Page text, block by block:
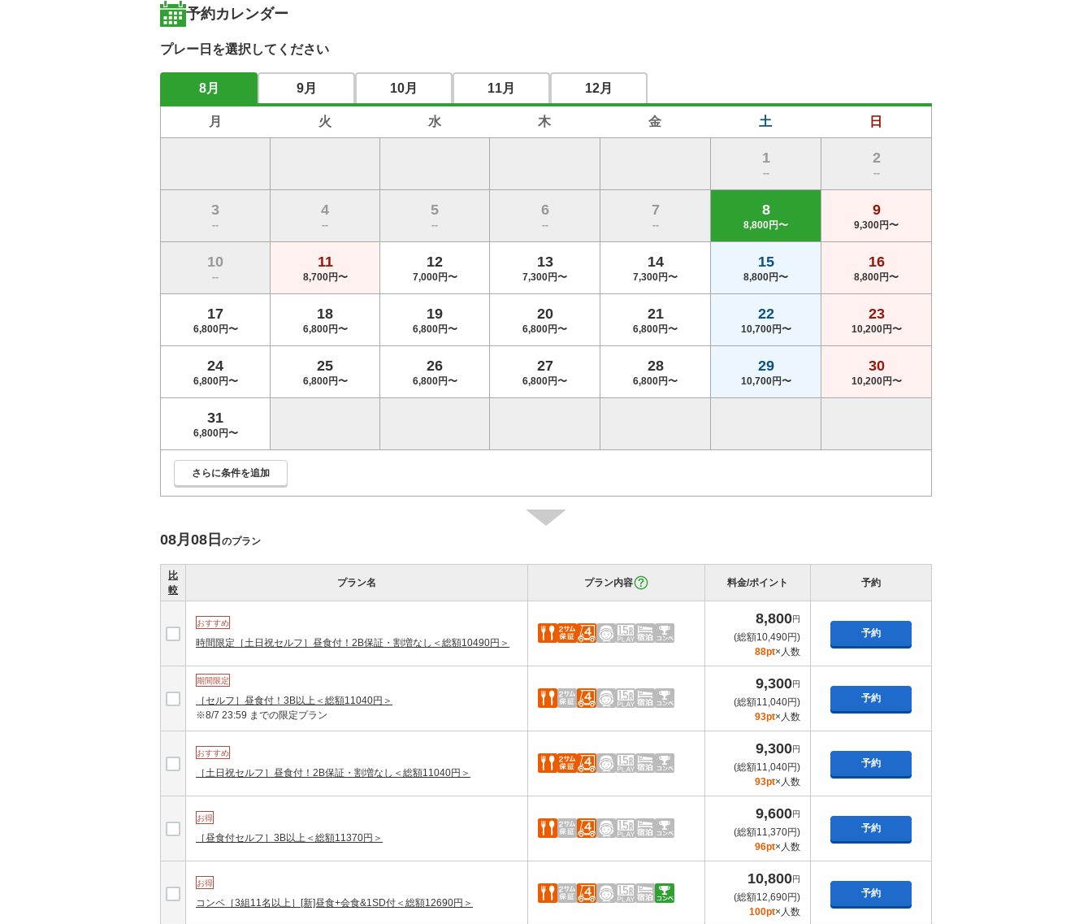
予約カレンダー
プレー日を選択してください
8月 9月 10月 11月 12月
月 火 水 木 金 土 日
1
--
2
--
3
--
4
--
5
--
6
--
7
--
8
8,800円〜
9
9,300円〜
10
--
11
8,700円〜
12
7,000円〜
13
7,300円〜
14
7,300円〜
15
8,800円〜
16
8,800円〜
17
6,800円〜
18
6,800円〜
19
6,800円〜
20
6,800円〜
21
6,800円〜
22
10,700円〜
23
10,200円〜
24
6,800円〜
25
6,800円〜
26
6,800円〜
27
6,800円〜
28
6,800円〜
29
10,700円〜
30
10,200円〜
31
6,800円〜
さらに条件を追加
08月08日 のプラン
比
較
プラン名 プラン内容 料金/ポイント 予約
おすすめ
時間限定［土日祝セルフ］昼食付！2B保証・割増なし＜総額10490円＞
8,800円
(総額10,490円)
88pt×人数
予約
期間限定
［セルフ］昼食付！3B以上＜総額11040円＞
※8/7 23:59 までの限定プラン
9,300円
(総額11,040円)
93pt×人数
予約
おすすめ
［土日祝セルフ］昼食付！2B保証・割増なし＜総額11040円＞
9,300円
(総額11,040円)
93pt×人数
予約
お得
［昼食付セルフ］3B以上＜総額11370円＞
9,600円
(総額11,370円)
96pt×人数
予約
お得
コンペ［3組11名以上］[新]昼食+会食&1SD付＜総額12690円＞
10,800円
(総額12,690円)
100pt×人数
予約